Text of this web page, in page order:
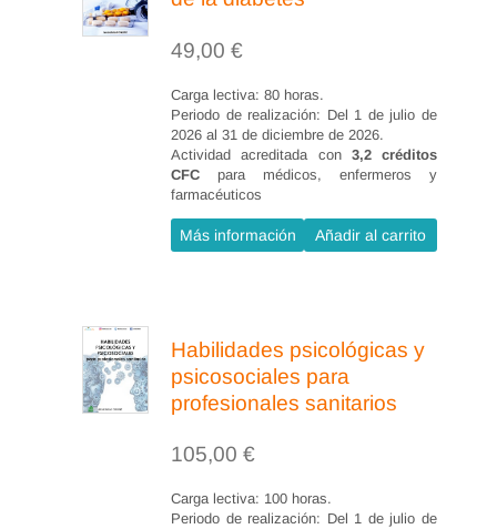
4.2.1 Definición.
4.2.2 Objetivos.
4.2.3 Cuidados específicos de la
4.2.4 Complicaciones.
4.3 Yeyunostomía.
4.3.1 Definición.
herida.
4.3.4 Complicaciones.
5. Tratamiento y cuidados de las
procedimientos específicos de la
cirugía ortopédica y
49,00 €
Carga lectiva: 80 horas.
Periodo de realización: Del 1 de julio de
2026 al 31 de diciembre de 2026.
Actividad acreditada con3,2 créditos
CFC para médicos, enfermeros y
farmacéuticos
Más información Añadir al carrito
Habilidades psicológicas y
psicosociales para
profesionales sanitarios
105,00 €
Carga lectiva: 100 horas.
Periodo de realización: Del 1 de julio de